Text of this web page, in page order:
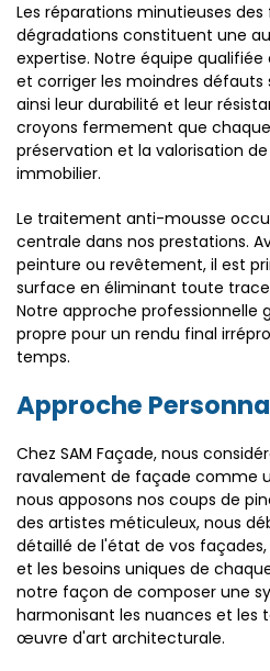
Les réparations minutieuses des
dégradations constituent une
expertise. Notre équipe
et corriger les moindres défauts
ainsi leur durabilité et leur
croyons fermement que
préservation et la valorisation
immobilier.
Le traitement anti-mousse
centrale dans nos prestations.
peinture ou revêtement, il est
surface en éliminant toute
Notre approche professionnelle
propre pour un rendu final
temps.
Approche
Chez SAM Façade, nous
ravalement de façade comme
nous apposons nos coups de
des artistes méticuleux, nous
détaillé de l'état de vos
et les besoins uniques de
notre façon de composer une
harmonisant les nuances et les
œuvre d'art architecturale.